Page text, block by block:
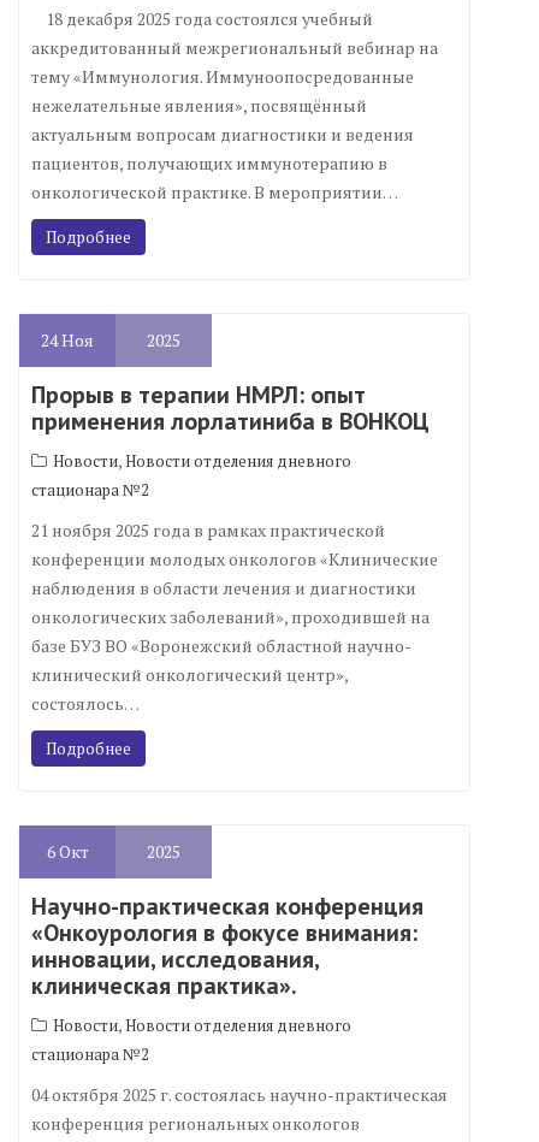
18 декабря 2025 года состоялся учебный
аккредитованный межрегиональный вебинар на
тему «Иммунология. Иммуноопосредованные
нежелательные явления», посвящённый
актуальным вопросам диагностики и ведения
пациентов, получающих иммунотерапию в
онкологической практике. В мероприятии…
Подробнее
24Ноя 2025
Прорыв в терапии НМРЛ: опыт
применения лорлатиниба в ВОНКОЦ
Новости,Новости отделения дневного
стационара №2
21 ноября 2025 года в рамках практической
конференции молодых онкологов «Клинические
наблюдения в области лечения и диагностики
онкологических заболеваний», проходившей на
базе БУЗ ВО «Воронежский областной научно-
клинический онкологический центр»,
состоялось…
Подробнее
6Окт 2025
Научно-практическая конференция
«Онкоурология в фокусе внимания:
инновации, исследования,
клиническая практика».
Новости,Новости отделения дневного
стационара №2
04 октября 2025 г. состоялась научно-практическая
конференция региональных онкологов